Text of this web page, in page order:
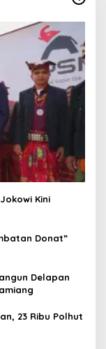
Kini
Donat”
Delapan
23 Ribu Polhut